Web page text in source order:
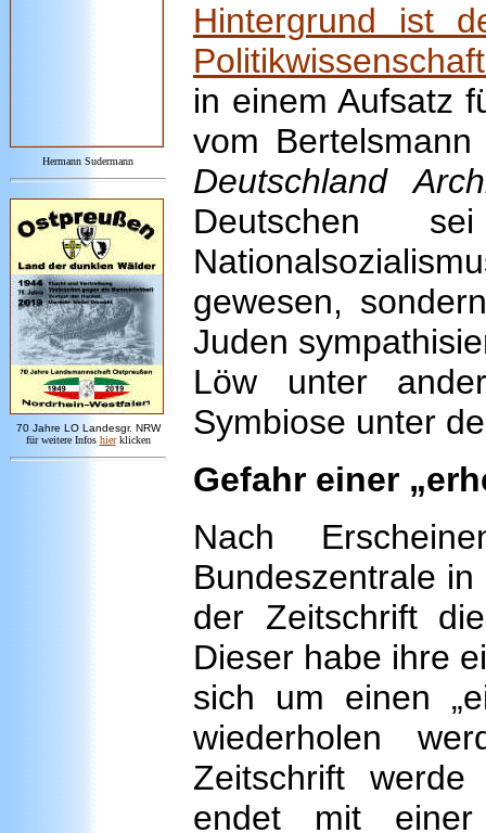
Hermann Sudermann
70 Jahre LO Landesgr. NRW
für weitere Infos hier klicken
Hintergrund ist
in einem Aufsatz
vom
Deutschland
Deutschen
gewesen,
Juden
Löw unter
Symbiose unter
Gefahr einer
Nach
Bundeszentrale
der Zeitschrift die
Dieser habe ihre
sich um einen
wiederholen
Zeitschrift
endet mit einer